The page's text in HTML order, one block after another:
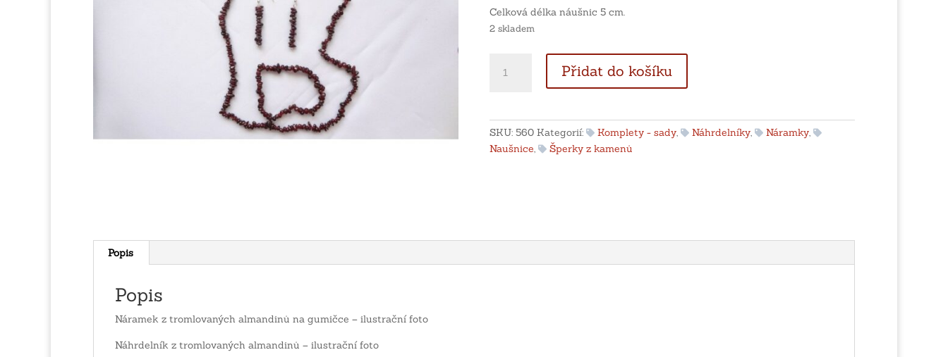
Celková délka náušnic 5 cm.
2 skladem
almandinů
Přidat do košíku
SKU: 560 Kategorií: Komplety - sady, Náhrdelníky, Náramky,
Naušnice, Šperky z kamenů
Popis
Popis
Náramek z tromlovaných almandinů na gumičce – ilustrační foto
Náhrdelník z tromlovaných almandinů – ilustrační foto